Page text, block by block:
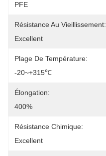
PFE
Résistance Au Vieillissement:
Excellent
Plage De Température:
-20~+315℃
Élongation:
400%
Résistance Chimique:
Excellent